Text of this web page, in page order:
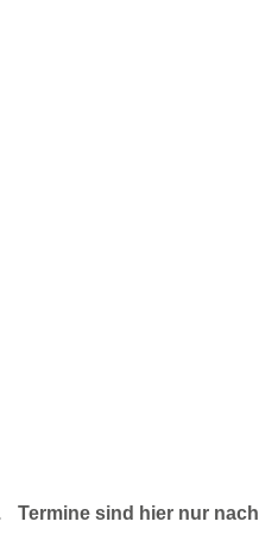
Termine sind hier nur nach